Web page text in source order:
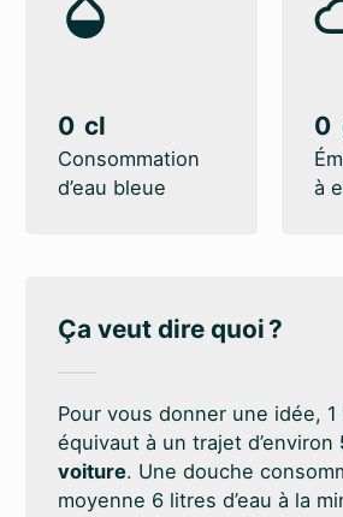
0
Consommation
d’eau bleue
0
à
Ça veut dire quoi ?
Pour vous donner une idée, 1
équivaut à un trajet d’environ
voiture. Une douche
moyenne 6 litres d’eau à la